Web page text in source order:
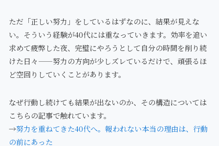
ただ「正しい努力」をしているはずなのに、結果が見えな
い。そういう経験が40代には重なっていきます。効率を追い
求めて疲弊した夜、完璧にやろうとして自分の時間を削り続
けた日々——努力の方向が少しズレているだけで、頑張るほ
ど空回りしていくことがあります。
なぜ行動し続けても結果が出ないのか、その構造については
こちらの記事で触れています。
→努力を重ねてきた40代へ。報われない本当の理由は、行動
の前にあった